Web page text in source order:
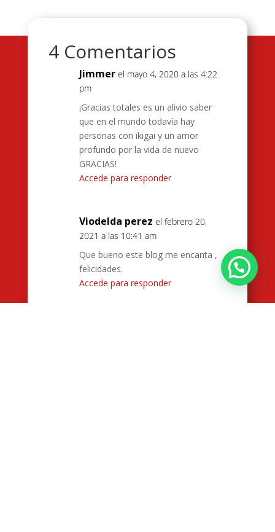
4 Comentarios
Jimmer el mayo 4, 2020 a las 4:22
pm
¡Gracias totales es un alivio saber
que en el mundo todavía hay
personas con ikigai y un amor
profundo por la vida de nuevo
GRACIAS!
Accede para responder
Viodelda perez el febrero 20,
2021 a las 10:41 am
Que bueno este blog me encanta ,
felicidades.
Accede para responder
¿Deseas mayor información?